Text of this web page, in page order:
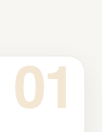
01